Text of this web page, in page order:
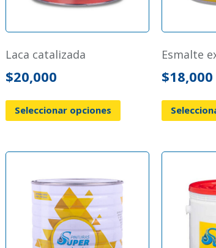
laca catalizada
$20,000
Seleccionar opciones
esmalte
$18,000